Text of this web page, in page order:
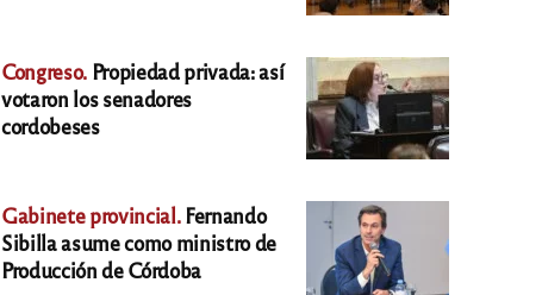
Congreso. Propiedad privada: así
votaron los senadores
cordobeses
Gabinete provincial.Fernando
Sibilla asume como ministro de
Producción de Córdoba